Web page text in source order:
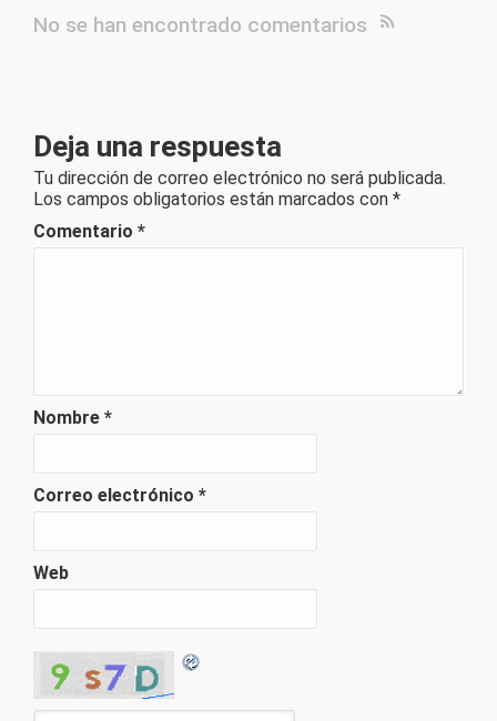
No se han encontrado comentarios
Deja una respuesta
Tu dirección de correo electrónico no será publicada.
Los campos obligatorios están marcados con *
Comentario *
Nombre *
Correo electrónico *
Web